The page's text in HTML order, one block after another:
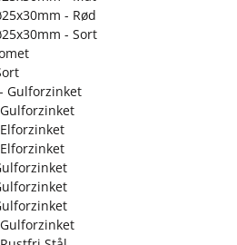
- Rød
- Sort
Gulforzinket